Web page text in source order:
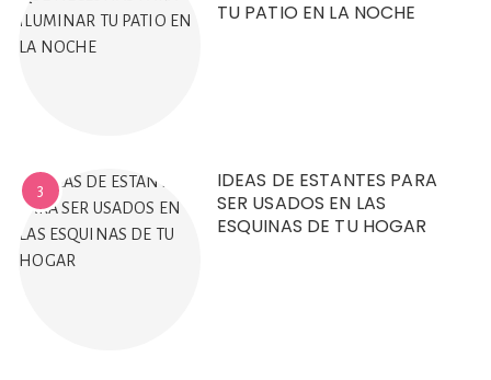
TU PATIO EN LA NOCHE
3
IDEAS DE ESTANTES PARA
SER USADOS EN LAS
ESQUINAS DE TU HOGAR